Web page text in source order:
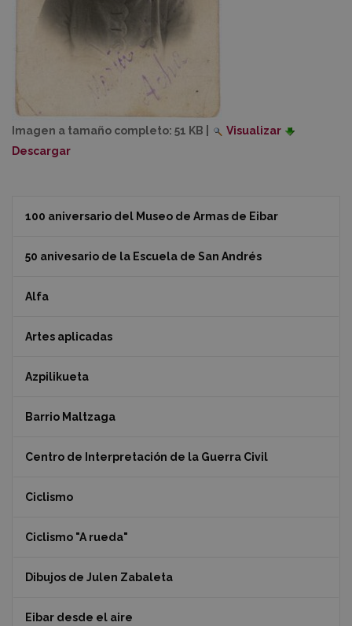
Imagen a tamaño completo: 51 KB
Visualizar
Descargar
100 aniversario del Museo de Armas de Eibar
50 anivesario de la Escuela de San Andrés
Alfa
Artes aplicadas
Azpilikueta
Barrio Maltzaga
Centro de Interpretación de la Guerra Civil
Ciclismo
Ciclismo "A rueda"
Dibujos de Julen Zabaleta
Eibar desde el aire